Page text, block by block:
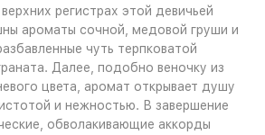
регистрах этой девичьей
ароматы сочной, медовой груши и
чуть терпковатой
Далее, подобно веночку из
цвета, аромат открывает душу
и нежностью. В завершение
обволакивающие аккорды